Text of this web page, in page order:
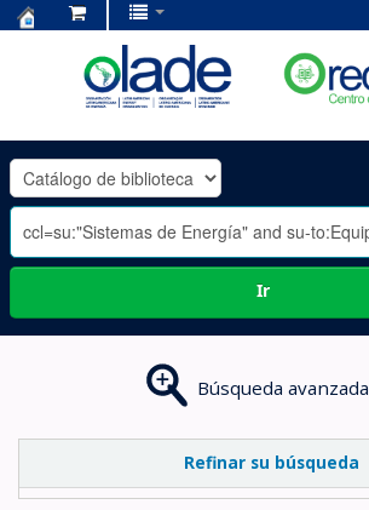
OLADE
-
Ir
Búsqueda avanzada
Refinar su búsqueda